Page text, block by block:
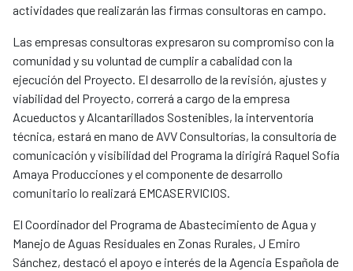
actividades que realizarán las firmas consultoras en campo.
Las empresas consultoras expresaron su compromiso con la
comunidad y su voluntad de cumplir a cabalidad con la
ejecución del Proyecto. El desarrollo de la revisión, ajustes y
viabilidad del Proyecto, correrá a cargo de la empresa
Acueductos y Alcantarillados Sostenibles, la interventoría
técnica, estará en mano de AVV Consultorías, la consultoría de
comunicación y visibilidad del Programa la dirigirá Raquel Sofía
Amaya Producciones y el componente de desarrollo
comunitario lo realizará EMCASERVICIOS.
El Coordinador del Programa de Abastecimiento de Agua y
Manejo de Aguas Residuales en Zonas Rurales, J Emiro
Sánchez, destacó el apoyo e interés de la Agencia Española de